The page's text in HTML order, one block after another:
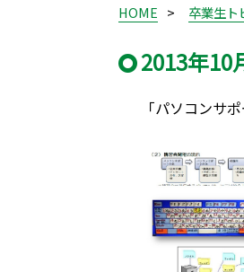
HOME 卒業生ト
2013年10
「パソコンサ